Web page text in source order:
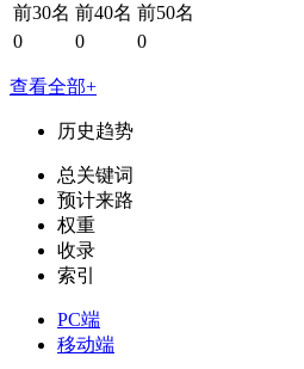
前30名 前40名 前50名
0
0 0
查看全部+
历史趋势
总关键词
预计来路
权重
收录
索引
PC端
移动端